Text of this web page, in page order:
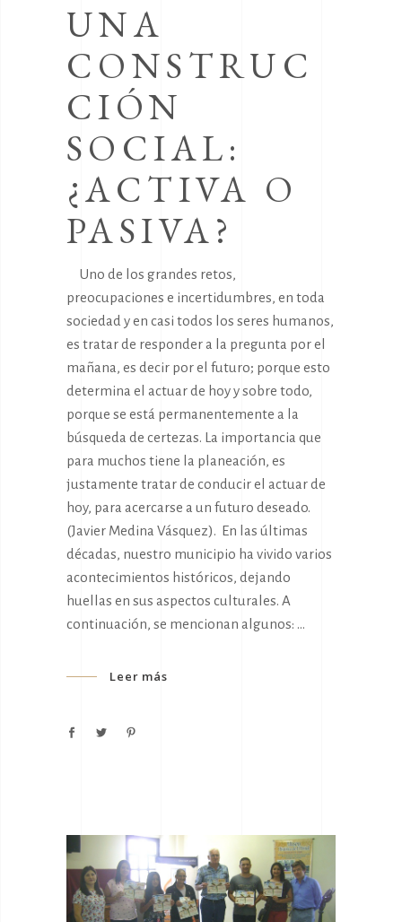
UNA
CONSTRUC
CIÓN
SOCIAL:
¿ACTIVA O
PASIVA?
Uno de los grandes retos,
preocupaciones e incertidumbres, en toda
sociedad y en casi todos los seres humanos,
es tratar de responder a la pregunta por el
mañana, es decir por el futuro; porque esto
determina el actuar de hoy y sobre todo,
porque se está permanentemente a la
búsqueda de certezas. La importancia que
para muchos tiene la planeación, es
justamente tratar de conducir el actuar de
hoy, para acercarse a un futuro deseado.
(Javier Medina Vásquez). En las últimas
décadas, nuestro municipio ha vivido varios
acontecimientos históricos, dejando
huellas en sus aspectos culturales. A
continuación, se mencionan algunos:
Leer más